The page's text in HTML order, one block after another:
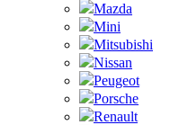
Mazda
Mini
Mitsubishi
Nissan
Peugeot
Porsche
Renault